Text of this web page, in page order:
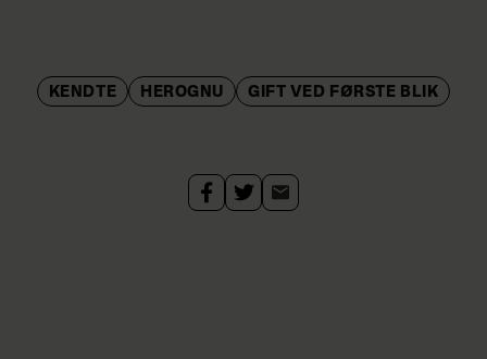
KENDTE HEROGNU GIFT VED FØRSTE BLIK